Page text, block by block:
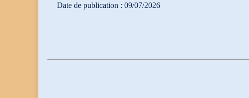
Date de publication : 09/07/2026